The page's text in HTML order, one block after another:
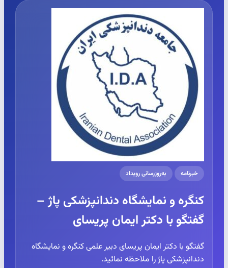
خبرنامه به‌روزرسانی رویداد
کنگره و نمایشگاه دندانپزشکی پاژ –
گفتگو با دکتر ایمان پریسای
گفتگو با دکتر ایمان پریسای دبیر علمی کنگره و نمایشگاه
دندانپزشکی پاژ را ملاحظه نمائید.